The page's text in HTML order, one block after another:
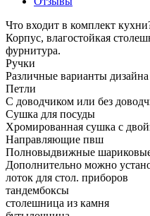
Что входит в комплект
Корпус, влагостойкая
фурнитура.
Ручки
Различные варианты
Петли
С доводчиком или без
Сушка для посуды
Хромированная сушка с
Направляющие пвш
Полновыдвижные
Дополнительно можно
лоток для стол. приборов
тандембоксы
столешница из камня